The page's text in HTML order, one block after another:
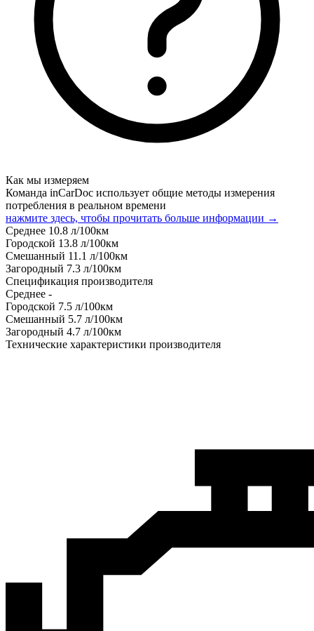
Как мы измеряем
Команда inCarDoc использует общие методы измерения
потребления в реальном времени
нажмите здесь, чтобы прочитать больше информации →
Среднее 10.8 л/100км
Городской 13.8 л/100км
Смешанный 11.1 л/100км
Загородный 7.3 л/100км
Спецификация производителя
Среднее -
Городской 7.5 л/100км
Смешанный 5.7 л/100км
Загородный 4.7 л/100км
Технические характеристики производителя